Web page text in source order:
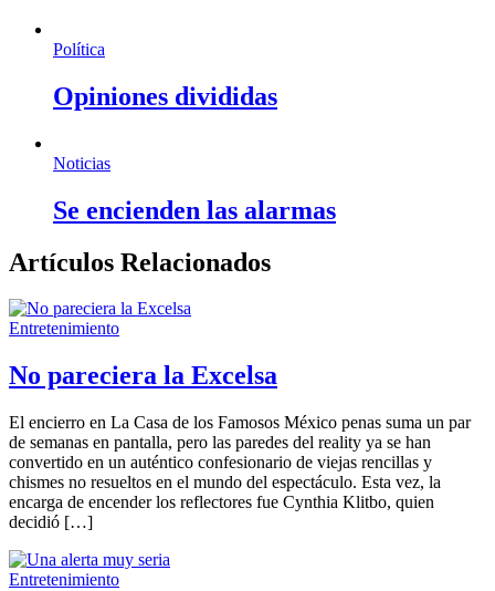
Política
Opiniones divididas
Noticias
Se encienden las alarmas
Artículos Relacionados
Entretenimiento
No pareciera la Excelsa
El encierro en La Casa de los Famosos México penas suma un par
de semanas en pantalla, pero las paredes del reality ya se han
convertido en un auténtico confesionario de viejas rencillas y
chismes no resueltos en el mundo del espectáculo. Esta vez, la
encarga de encender los reflectores fue Cynthia Klitbo, quien
decidió […]
Entretenimiento